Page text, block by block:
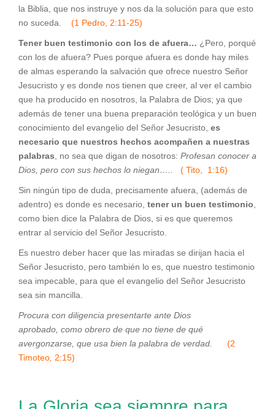
la Biblia, que nos instruye y nos da la solución para que esto
no suceda.
(1 Pedro, 2:11-25)
Tener buen testimonio con los de afuera… ¿Pero, porqué
con los de afuera? Pues porque afuera es donde hay miles
de almas esperando la salvación que ofrece nuestro Señor
Jesucristo y es donde nos tienen que creer, al ver el cambio
que ha producido en nosotros, la Palabra de Dios; ya que
además de tener una buena preparación teológica y un buen
conocimiento del evangelio del Señor Jesucristo, es
necesario que nuestros hechos acompañen a nuestras
palabras , no sea que digan de nosotros: Profesan conocer a
Dios, pero con sus hechos lo niegan….. ( Tito, 1:16)
Sin ningún tipo de duda, precisamente afuera, (además de
adentro) es donde es necesario, tener un buen testimonio
como bien dice la Palabra de Dios, si es que queremos
entrar al servicio del Señor Jesucristo.
Es nuestro deber hacer que las miradas se dirijan hacia el
Señor Jesucristo, pero también lo es, que nuestro testimonio
sea impecable, para que el evangelio del Señor Jesucristo
sea sin mancilla.
Procura con diligencia presentarte ante Dios
aprobado, como obrero de que no tiene de qué
avergonzarse, que usa bien la palabra de verdad.
(2
Timoteo 2:15)